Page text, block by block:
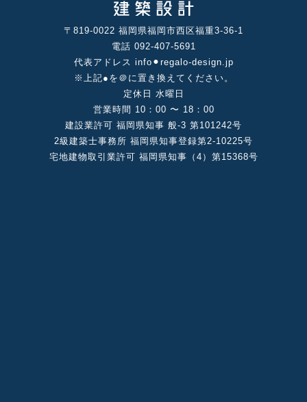
〒819-0022 福岡県福岡市⻄区福重3-36-1
電話 092-407-5691
代表アドレス info⚫︎regalo-design.jp
※上記●を＠に置き換えてください。
定休⽇ ⽔曜⽇
営業時間 10：00 〜 18：00
建設業許可 福岡県知事 般-3 第101242号
2級建築⼠事務所 福岡県知事登録第2-10225号
宅地建物取引業許可 福岡県知事（4）第15368号